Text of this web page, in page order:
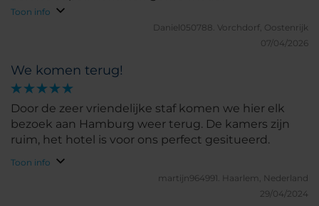
We komen terug!
Door de zeer vriendelijke staf komen we hier elk
bezoek aan Hamburg weer terug. De kamers zijn
ruim, het hotel is voor ons perfect gesitueerd.
Toon info
martijn964991. Haarlem, Nederland
29/04/2024
Toon info
Daniel050788. Vorchdorf, Oostenrijk
07/04/2026